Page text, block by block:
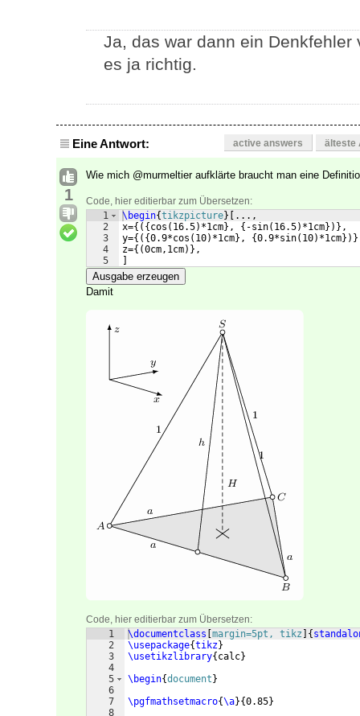
Ja, das war dann ein
es ja richtig.
Eine Antwort: active answers älteste
1
Wie mich @murmeltier aufklärte braucht man eine
Code, hier editierbar zum Übersetzen:
1
2
3
4
5
\begin{tikzpicture}
...,
x={({ cos ( 16.5) *1cm} , { -sin( 16.5) *1cm})} ,
y={({0.9*cos ( 10) *1cm} , {0.9*sin( 10) *1cm})}
z={(0cm,1cm)} ,
Ausgabe erzeugen
Damit
Code, hier editierbar zum Übersetzen:
1
2
3
4
5
6
7
8
\documentclass margin=5pt, tikz {
\usepackage{tikz}
\usetikzlibrary{ calc}
\begin{document }
\pgfmathsetmacro{\a}{0.85}